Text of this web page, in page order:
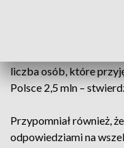
liczba osób, które
Polsce 2,5 mln –
Przypomniał również,
odpowiedziami na